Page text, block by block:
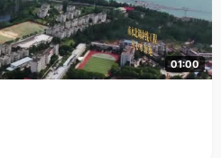
01:00